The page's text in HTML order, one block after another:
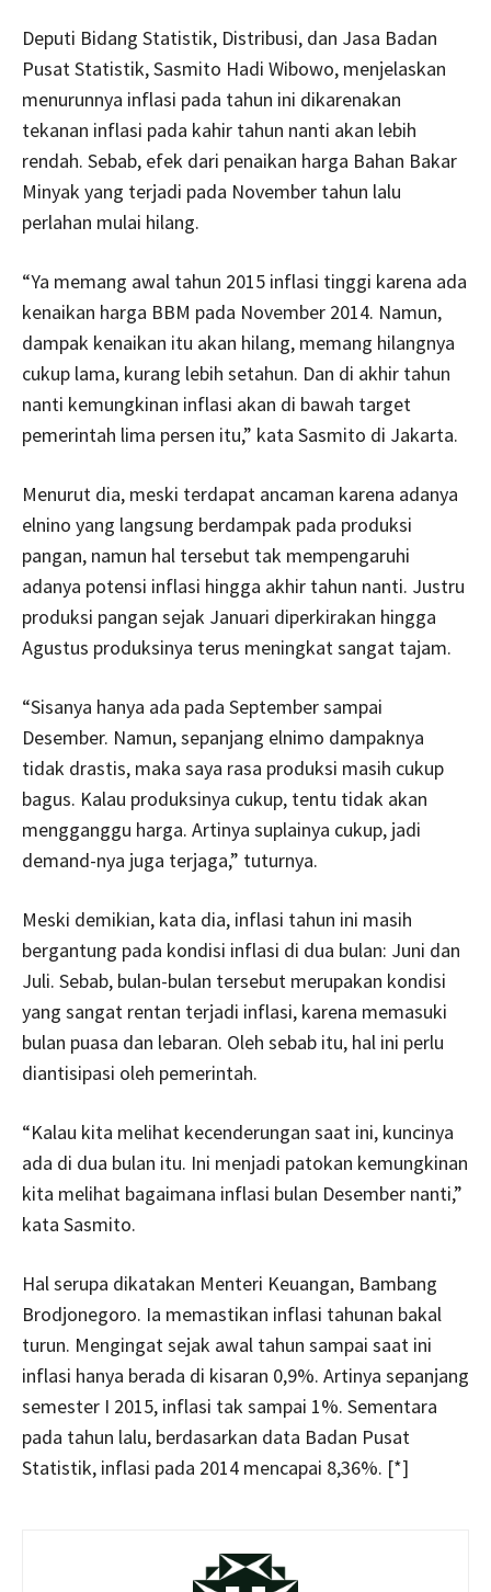
Deputi Bidang Statistik, Distribusi, dan Jasa Badan
Pusat Statistik, Sasmito Hadi Wibowo, menjelaskan
menurunnya inflasi pada tahun ini dikarenakan
tekanan inflasi pada kahir tahun nanti akan lebih
rendah. Sebab, efek dari penaikan harga Bahan Bakar
Minyak yang terjadi pada November tahun lalu
perlahan mulai hilang.
“Ya memang awal tahun 2015 inflasi tinggi karena ada
kenaikan harga BBM pada November 2014. Namun,
dampak kenaikan itu akan hilang, memang hilangnya
cukup lama, kurang lebih setahun. Dan di akhir tahun
nanti kemungkinan inflasi akan di bawah target
pemerintah lima persen itu,” kata Sasmito di Jakarta.
Menurut dia, meski terdapat ancaman karena adanya
elnino yang langsung berdampak pada produksi
pangan, namun hal tersebut tak mempengaruhi
adanya potensi inflasi hingga akhir tahun nanti. Justru
produksi pangan sejak Januari diperkirakan hingga
Agustus produksinya terus meningkat sangat tajam.
“Sisanya hanya ada pada September sampai
Desember. Namun, sepanjang elnimo dampaknya
tidak drastis, maka saya rasa produksi masih cukup
bagus. Kalau produksinya cukup, tentu tidak akan
mengganggu harga. Artinya suplainya cukup, jadi
demand-nya juga terjaga,” tuturnya.
Meski demikian, kata dia, inflasi tahun ini masih
bergantung pada kondisi inflasi di dua bulan: Juni dan
Juli. Sebab, bulan-bulan tersebut merupakan kondisi
yang sangat rentan terjadi inflasi, karena memasuki
bulan puasa dan lebaran. Oleh sebab itu, hal ini perlu
diantisipasi oleh pemerintah.
“Kalau kita melihat kecenderungan saat ini, kuncinya
ada di dua bulan itu. Ini menjadi patokan kemungkinan
kita melihat bagaimana inflasi bulan Desember nanti,”
kata Sasmito.
Hal serupa dikatakan Menteri Keuangan, Bambang
Brodjonegoro. Ia memastikan inflasi tahunan bakal
turun. Mengingat sejak awal tahun sampai saat ini
inflasi hanya berada di kisaran 0,9%. Artinya sepanjang
semester I 2015, inflasi tak sampai 1%. Sementara
pada tahun lalu, berdasarkan data Badan Pusat
Statistik, inflasi pada 2014 mencapai 8,36%. [*]